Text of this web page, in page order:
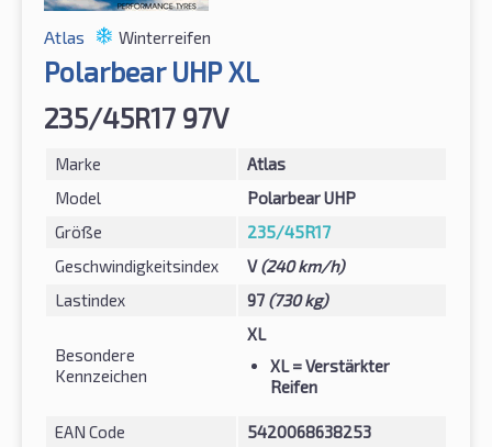
Atlas Winterreifen
Polarbear UHP XL
235/45R17 97V
Marke
Atlas
Model
Polarbear UHP
Größe
235/45R17
Geschwindigkeitsindex
V(240 km/h)
Lastindex
97 (730 kg)
Besondere
Kennzeichen
XL
XL= Verstärkter
Reifen
EAN Code 5420068638253